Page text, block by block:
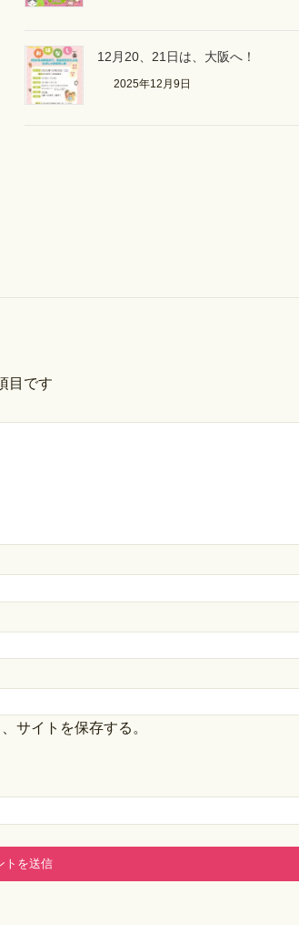
12月20、21日は、大阪へ！
2025年12月9日
目です
サイトを保存する。